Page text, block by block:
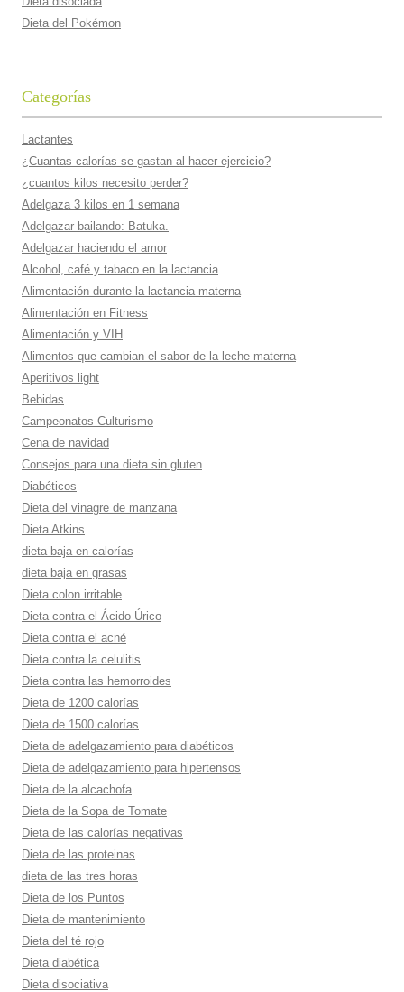
Dieta del Pokémon
Categorías
Lactantes
¿Cuantas calorí­as se gastan al hacer ejercicio?
¿cuantos kilos necesito perder?
Adelgaza 3 kilos en 1 semana
Adelgazar bailando: Batuka.
Adelgazar haciendo el amor
Alcohol, café y tabaco en la lactancia
Alimentación durante la lactancia materna
Alimentación en Fitness
Alimentación y VIH
Alimentos que cambian el sabor de la leche materna
Aperitivos light
Bebidas
Campeonatos Culturismo
Cena de navidad
Consejos para una dieta sin gluten
Diabéticos
Dieta del vinagre de manzana
Dieta Atkins
dieta baja en calorí­as
dieta baja en grasas
Dieta colon irritable
Dieta contra el Ácido Úrico
Dieta contra el acné
Dieta contra la celulitis
Dieta contra las hemorroides
Dieta de 1200 calorí­as
Dieta de 1500 calorí­as
Dieta de adelgazamiento para diabéticos
Dieta de adelgazamiento para hipertensos
Dieta de la alcachofa
Dieta de la Sopa de Tomate
Dieta de las calorí­as negativas
Dieta de las proteinas
dieta de las tres horas
Dieta de los Puntos
Dieta de mantenimiento
Dieta del té rojo
Dieta diabética
Dieta disociativa